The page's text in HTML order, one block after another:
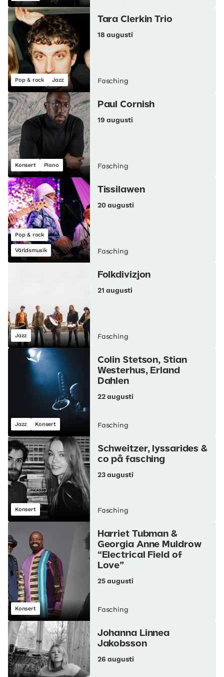
Pop & rock Jazz
Tara Clerkin Trio
18 augusti
Fasching
Konsert Piano
Paul Cornish
19 augusti
Fasching
Pop & rock
Världsmusik
Tissilawen
20 augusti
Fasching
Jazz
Folkdivizjon
21 augusti
Fasching
Jazz Konsert
Colin Stetson, Stian
Westerhus, Erland
Dahlen
22 augusti
Fasching
Konsert
Schweitzer, lyssarides &
co på fasching
23 augusti
Fasching
Konsert
Harriet Tubman &
Georgia Anne Muldrow
“Electrical Field of
Love”
25 augusti
Fasching
Johanna Linnea
Jakobsson
26 augusti